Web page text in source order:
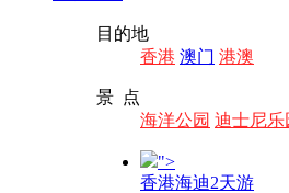
目的地
香港 澳门 港澳
景 点
海洋公园 迪士尼乐
">
香港海迪2天游